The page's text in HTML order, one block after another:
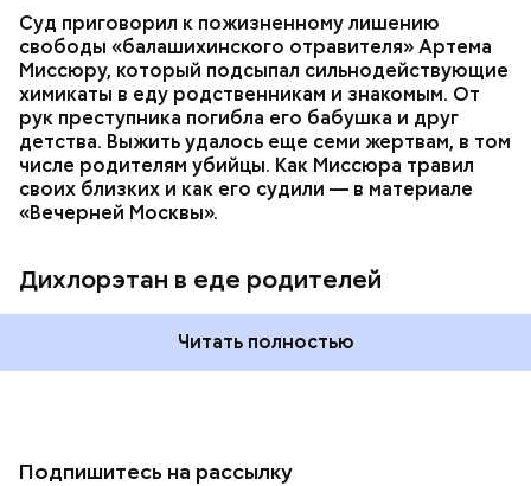
Суд приговорил к пожизненному лишению
свободы «балашихинского отравителя» Артема
Миссюру, который подсыпал сильнодействующие
химикаты в еду родственникам и знакомым. От
рук преступника погибла его бабушка и друг
детства. Выжить удалось еще семи жертвам, в том
числе родителям убийцы. Как Миссюра травил
своих близких и как его судили — в материале
«Вечерней Москвы».
Дихлорэтан в еде родителей
Читать полностью
Подпишитесь на рассылку